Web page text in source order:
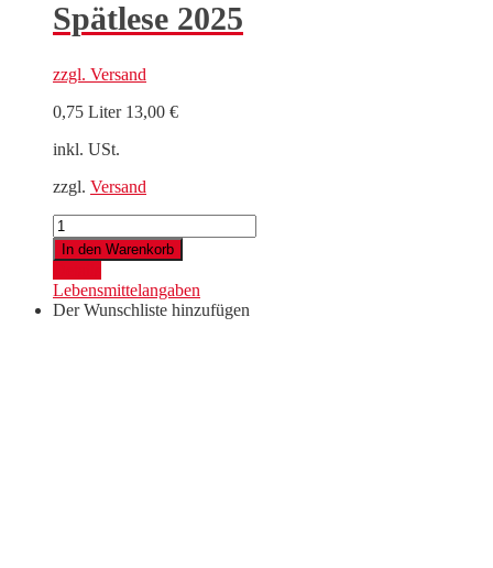
Spätlese 2025
zzgl. Versand
0,75 Liter 13,00 €
inkl. USt.
zzgl. Versand
Spätlese
2025
Menge
In den Warenkorb
Lebensmittelangaben
Der Wunschliste hinzufügen